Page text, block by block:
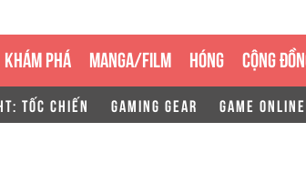
KHÁM PHÁ MANGA/FILM HÓNG CỘNG
TỐC CHIẾN GAMING GEAR GAME ONLINE